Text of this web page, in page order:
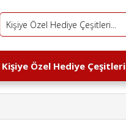
Kişiye Özel Hediye Çeşitleri